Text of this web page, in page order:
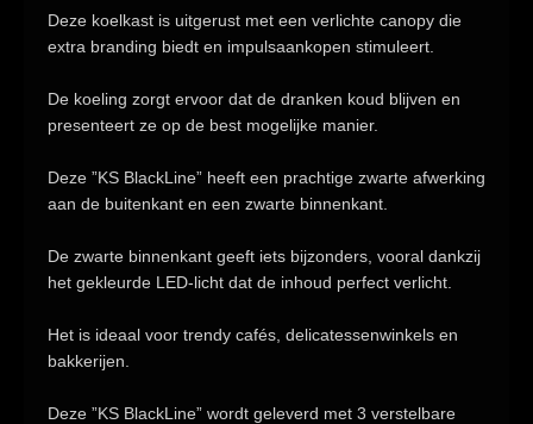
Deze koelkast is uitgerust met een verlichte canopy die
extra branding biedt en impulsaankopen stimuleert.
De koeling zorgt ervoor dat de dranken koud blijven en
presenteert ze op de best mogelijke manier.
Deze ”KS BlackLine” heeft een prachtige zwarte afwerking
aan de buitenkant en een zwarte binnenkant.
De zwarte binnenkant geeft iets bijzonders, vooral dankzij
het gekleurde LED-licht dat de inhoud perfect verlicht.
Het is ideaal voor trendy cafés, delicatessenwinkels en
bakkerijen.
Deze ”KS BlackLine” wordt geleverd met 3 verstelbare